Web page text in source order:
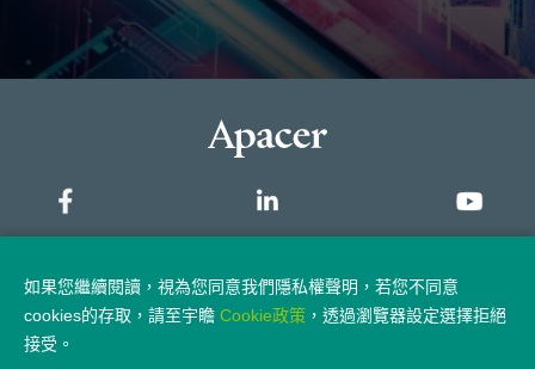
網站地圖
如果您繼續閱讀，視為您同意我們隱私權聲明，若您不同意
cookies的存取，請至宇瞻 Cookie政策 ，透過瀏覽器設定選擇拒絕
接受。